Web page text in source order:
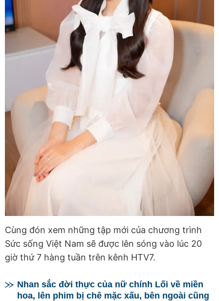
Cùng đón xem những tập mới của chương trình
Sức sống Việt Nam sẽ được lên sóng vào lúc 20
giờ thứ 7 hàng tuần trên kênh HTV7.
Nhan sắc đời thực của nữ chính Lối về miền
hoa, lên phim bị chê mặc xấu, bên ngoài cũng